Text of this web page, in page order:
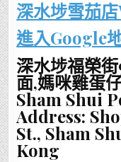
深水埗雪茄
進入Google
深水埗福榮
面,媽咪雞蛋
Sham Shui
Address:
St., Sham
Kong